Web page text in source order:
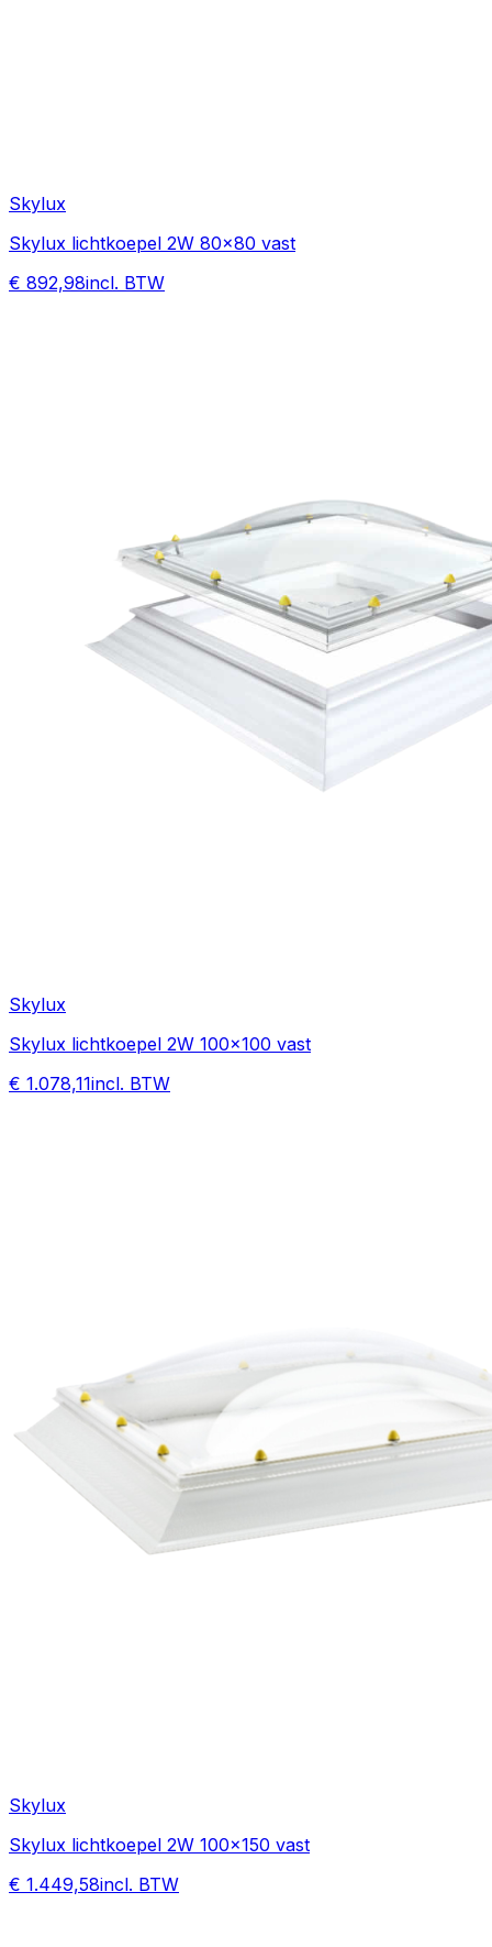
Skylux
Skylux lichtkoepel 2W 80x80 vast
€ 892,98incl. BTW
Skylux
Skylux lichtkoepel 2W 100x100 vast
€ 1.078,11incl. BTW
Skylux
Skylux lichtkoepel 2W 100x150 vast
€ 1.449,58incl. BTW